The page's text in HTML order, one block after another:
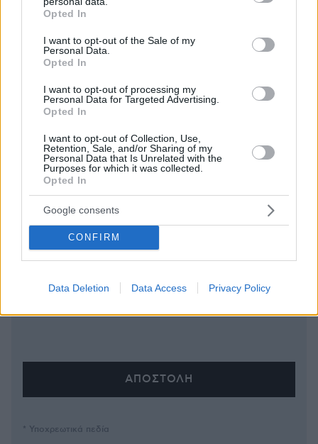
grant or deny consent to Google and its third-party tags to
use your data for below specified purposes in below Google
consent section.
Opted In
I want to opt-out of the Sale of my
Personal Data.
Opted In
I want to opt-out of processing my
Personal Data for Targeted Advertising.
Opted In
I want to opt-out of Collection, Use,
Retention, Sale, and/or Sharing of my
Personal Data that Is Unrelated with the
Purposes for which it was collected.
Opted In
Google consents
CONFIRM
Data Deletion Data Access Privacy Policy
ΌΝΟΜΑ *
EMAIL
ΣΧΌΛΙΟ *
* Υποχρεωτικά πεδία